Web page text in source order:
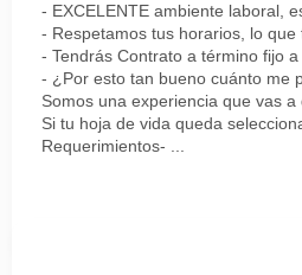
- EXCELENTE ambiente laboral,
- Respetamos tus horarios, lo
- Tendrás Contrato a término fijo
- ¿Por esto tan bueno cuánto me
Somos una experiencia que vas
Si tu hoja de vida queda
Requerimientos- ...